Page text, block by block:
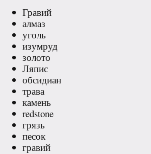
Гравий
алмаз
уголь
изумруд
золото
Ляпис
обсидиан
трава
камень
redstone
грязь
песок
гравий